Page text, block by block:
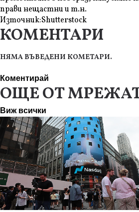
прави нещастни и т.н.
Източник:Shutterstock
КОМЕНТАРИ
НЯМА ВЪВЕДЕНИ КОМЕТАРИ.
Коментирай
ОЩЕ ОТ
Виж всички